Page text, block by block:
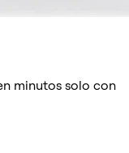
minutos solo con